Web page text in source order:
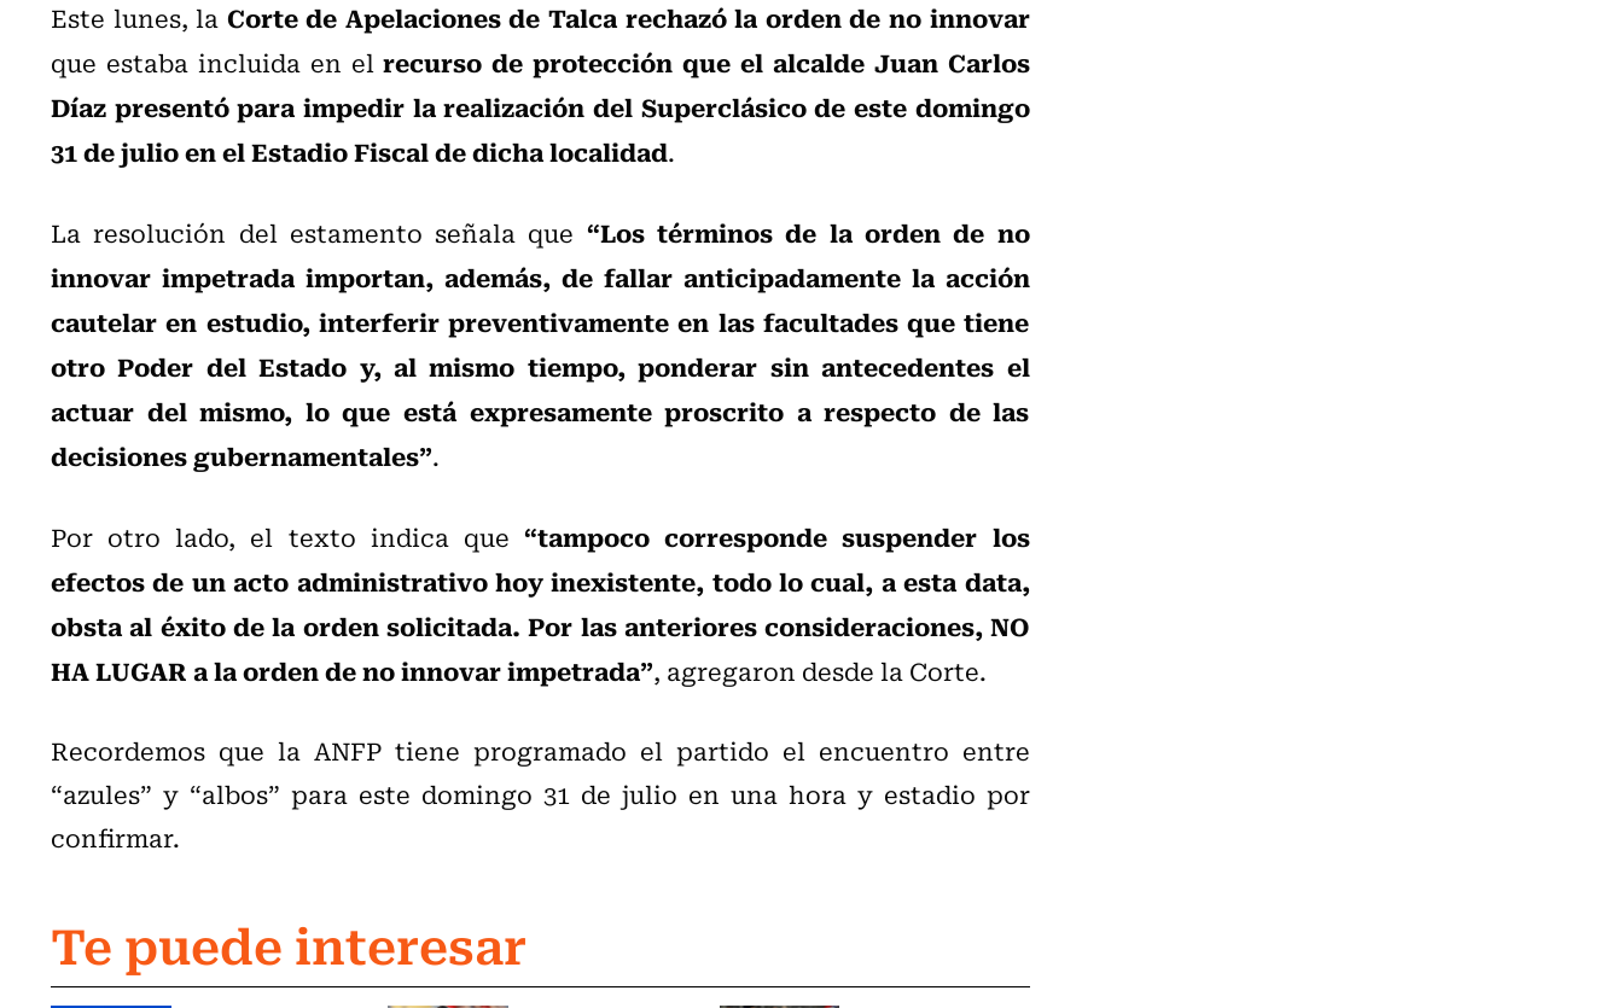
Este lunes, la Corte de Apelaciones de Talca rechazó la orden de no innovar
que estaba incluida en elrecurso de protección que el alcalde Juan Carlos
Díaz presentó para impedir la realización del Superclásico de este domingo
31 de julio en el Estadio Fiscal de dicha localidad.
La resolución del estamento señala que “Los términos de la orden de no
innovar impetrada importan, además, de fallar anticipadamente la acción
cautelar en estudio, interferir preventivamente en las facultades que tiene
otro Poder del Estado y, al mismo tiempo, ponderar sin antecedentes el
actuar del mismo, lo que está expresamente proscrito a respecto de las
decisiones gubernamentales”.
Por otro lado, el texto indica que“tampoco corresponde suspender los
efectos de un acto administrativo hoy inexistente, todo lo cual, a esta data,
obsta al éxito de la orden solicitada. Por las anteriores consideraciones, NO
HA LUGAR a la orden de no innovar impetrada”, agregaron desde la Corte.
Recordemos que la ANFP tiene programado el partido el encuentro entre
“azules” y “albos” para este domingo 31 de julio en una hora y estadio por
confirmar.
Te puede interesar